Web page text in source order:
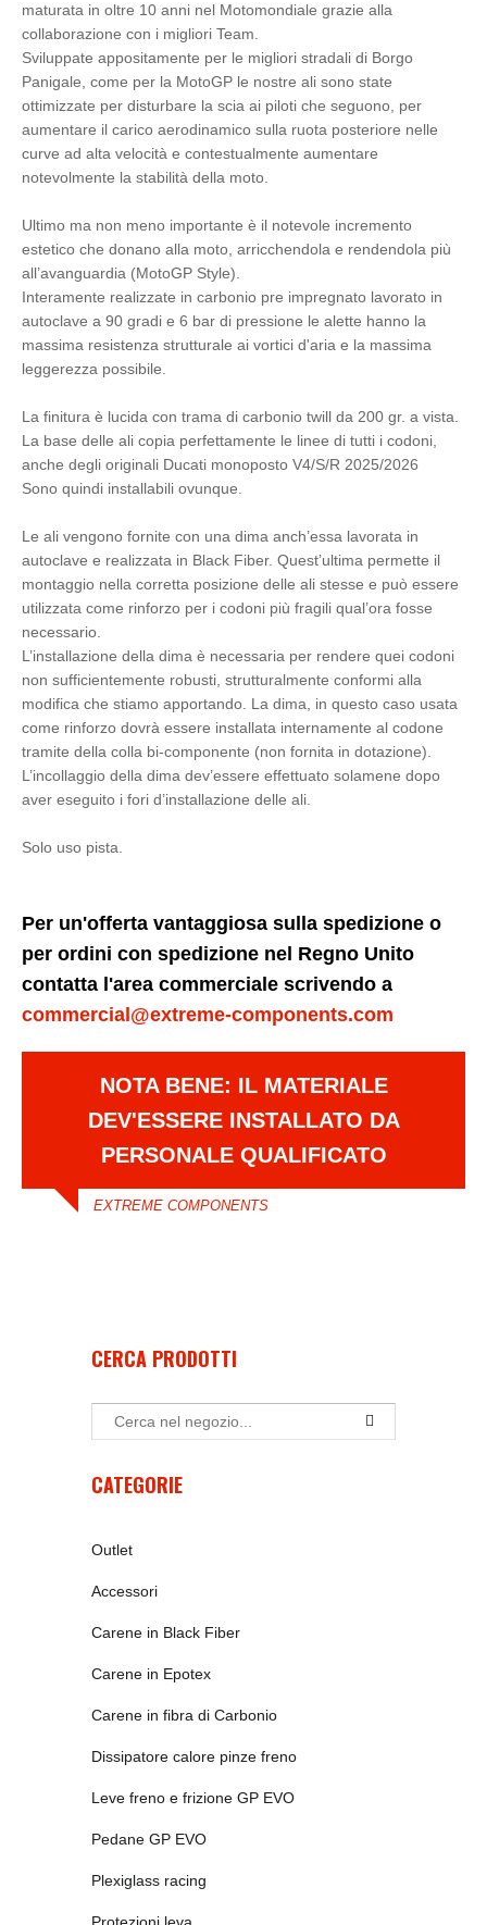
maturata in oltre 10 anni nel Motomondiale grazie alla
collaborazione con i migliori Team.
Sviluppate appositamente per le migliori stradali di Borgo
Panigale, come per la MotoGP le nostre ali sono state
ottimizzate per disturbare la scia ai piloti che seguono, per
aumentare il carico aerodinamico sulla ruota posteriore nelle
curve ad alta velocità e contestualmente aumentare
notevolmente la stabilità della moto.
Ultimo ma non meno importante è il notevole incremento
estetico che donano alla moto, arricchendola e rendendola più
all’avanguardia (MotoGP Style).
Interamente realizzate in carbonio pre impregnato lavorato in
autoclave a 90 gradi e 6 bar di pressione le alette hanno la
massima resistenza strutturale ai vortici d'aria e la massima
leggerezza possibile.
La finitura è lucida con trama di carbonio twill da 200 gr. a vista.
La base delle ali copia perfettamente le linee di tutti i codoni,
anche degli originali Ducati monoposto V4/S/R 2025/2026
Sono quindi installabili ovunque.
Le ali vengono fornite con una dima anch’essa lavorata in
autoclave e realizzata in Black Fiber. Quest’ultima permette il
montaggio nella corretta posizione delle ali stesse e può essere
utilizzata come rinforzo per i codoni più fragili qual’ora fosse
necessario.
L’installazione della dima è necessaria per rendere quei codoni
non sufficientemente robusti, strutturalmente conformi alla
modifica che stiamo apportando. La dima, in questo caso usata
come rinforzo dovrà essere installata internamente al codone
tramite della colla bi-componente (non fornita in dotazione).
L’incollaggio della dima dev’essere effettuato solamene dopo
aver eseguito i fori d’installazione delle ali.
Solo uso pista.
Per un'offerta vantaggiosa sulla spedizione o
per ordini con spedizione nel Regno Unito
contatta l'area commerciale scrivendo a
commercial@extreme-components.com
NOTA BENE: IL MATERIALE
DEV'ESSERE INSTALLATO DA
PERSONALE QUALIFICATO
EXTREME COMPONENTS
CERCA PRODOTTI
CATEGORIE
Outlet
Accessori
Carene in Black Fiber
Carene in Epotex
Carene in fibra di Carbonio
Dissipatore calore pinze freno
Leve freno e frizione GP EVO
Pedane GP EVO
Plexiglass racing